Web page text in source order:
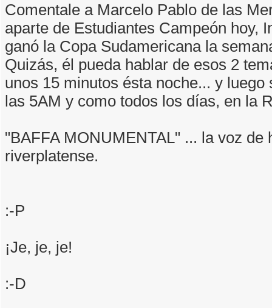
Comentale a Marcelo Pablo de las
aparte de Estudiantes Campeón hoy,
ganó la Copa Sudamericana la
Quizás, él pueda hablar de esos 2
unos 15 minutos ésta noche... y luego
las 5AM y como todos los días, en la
"BAFFA MONUMENTAL" ... la voz de
riverplatense.
:-P
¡Je, je, je!
:-D